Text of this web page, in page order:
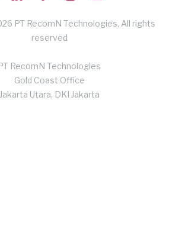
PT RecomN Technologies, All rights
reserved
RecomN Technologies
Gold Coast Office
Jakarta Utara, DKI Jakarta